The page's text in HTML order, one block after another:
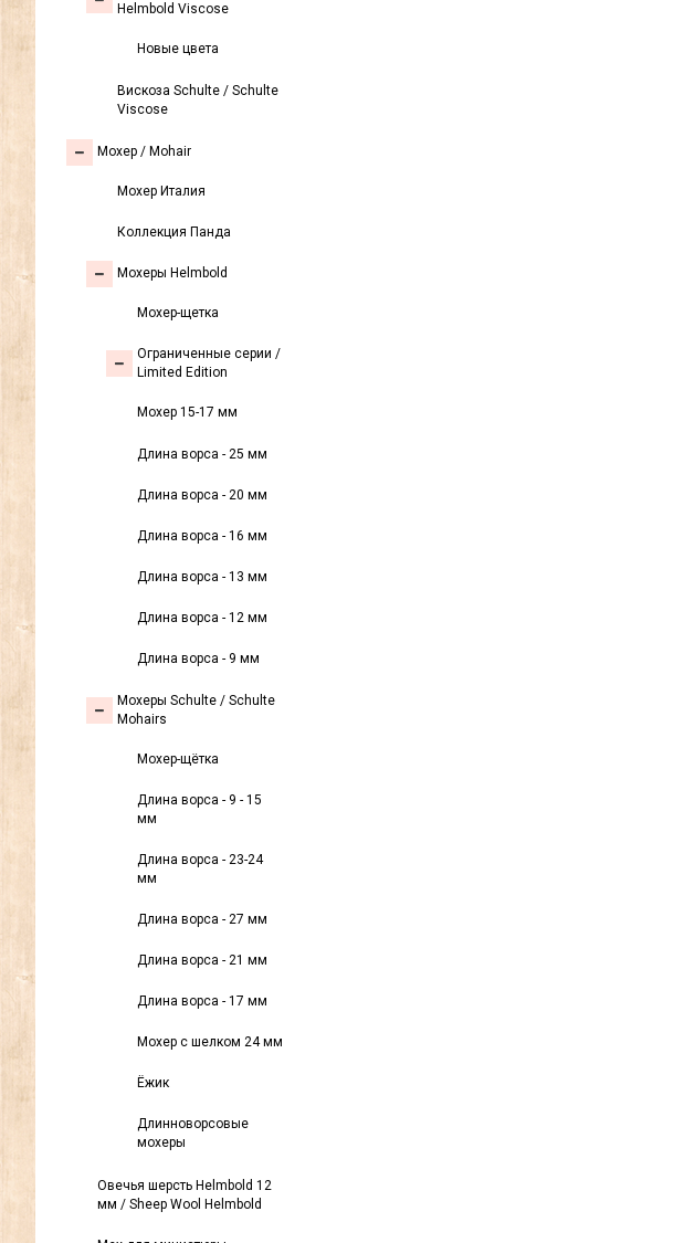
Helmbold Viscose
Новые цвета
Вискоза Sсhulte / Schulte
Viscose
Моxер / Mohair
Мохер Италия
Коллекция Панда
Мохеры Helmbold
Мохер-щетка
Ограниченные серии /
Limited Edition
Мохер 15-17 мм
Длина ворса - 25 мм
Длина ворса - 20 мм
Длина ворса - 16 мм
Длина ворса - 13 мм
Длина ворса - 12 мм
Длина ворса - 9 мм
Мохеры Sсhulte / Schulte
Mohairs
Мохер-щётка
Длина ворса - 9 - 15
мм
Длина ворса - 23-24
мм
Длина ворса - 27 мм
Длина ворса - 21 мм
Длина ворса - 17 мм
Мохер с шелком 24 мм
Ёжик
Длинноворсовые
мохеры
Овечья шерсть Helmbold 12
мм / Sheep Wool Helmbold